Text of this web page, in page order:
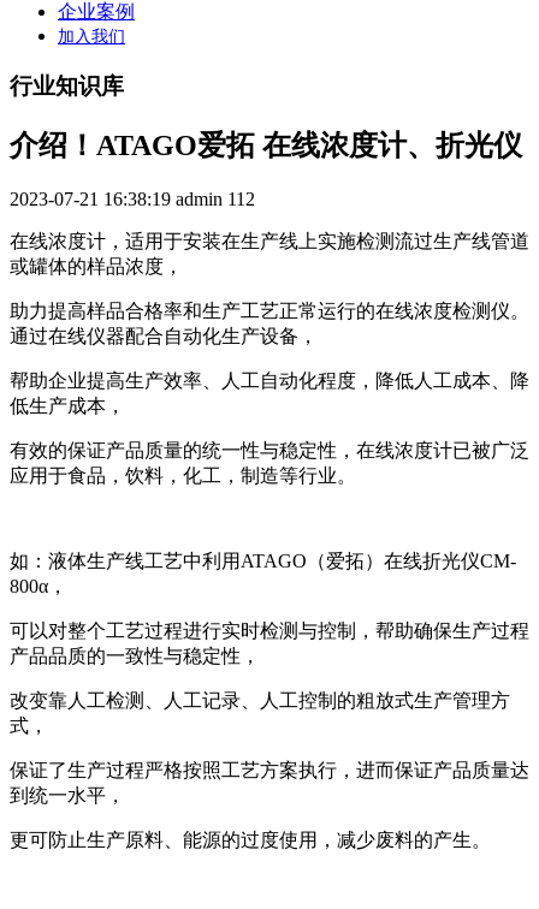
企业案例
加入我们
行业知识库
介绍！ATAGO爱拓 在线浓度计、折光仪
2023-07-21 16:38:19 admin 112
在线浓度计，适用于安装在生产线上实施检测流过生产线管道
或罐体的样品浓度，
助力提高样品合格率和生产工艺正常运行的在线浓度检测仪。
通过在线仪器配合自动化生产设备，
帮助企业提高生产效率、人工自动化程度，降低人工成本、降
低生产成本，
有效的保证产品质量的统一性与稳定性，在线浓度计已被广泛
应用于食品，饮料，化工，制造等行业。
如：液体生产线工艺中利用ATAGO（爱拓）在线折光仪CM-
800α，
可以对整个工艺过程进行实时检测与控制，帮助确保生产过程
产品品质的一致性与稳定性，
改变靠人工检测、人工记录、人工控制的粗放式生产管理方
式，
保证了生产过程严格按照工艺方案执行，进而保证产品质量达
到统一水平，
更可防止生产原料、能源的过度使用，减少废料的产生。